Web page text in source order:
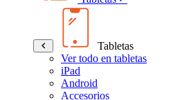
Tabletas
Ver todo en tabletas
iPad
Android
Accesorios